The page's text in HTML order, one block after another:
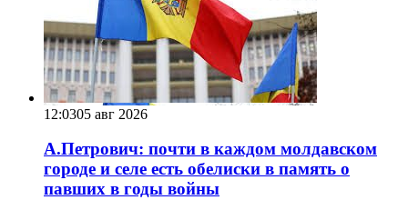
12:0305 авг 2026
А.Петрович: почти в каждом молдавском
городе и селе есть обелиски в память о
павших в годы войны